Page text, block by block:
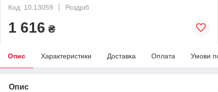
Код: 10.13059
Роздріб
1 616 ₴
Опис Характеристики Доставка Оплата Умови
Опис